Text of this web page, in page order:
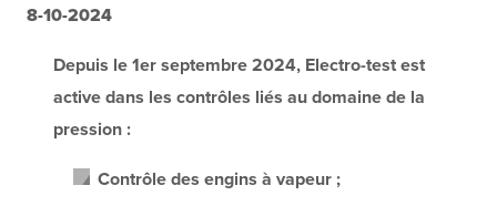
8-10-2024
Depuis le 1er septembre 2024, Electro-test est
active dans les contrôles liés au domaine de la
pression :
Contrôle des engins à vapeur ;